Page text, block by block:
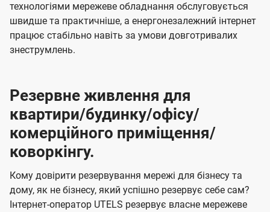
технологіями мережеве обладнання обслуговується
швидше та практичніше, а енергонезалежний інтернет
працює стабільно навіть за умови довготривалих
знеструмлень.
Резервне живлення для
квартири/будинку/офісу/
комерційного приміщення/
коворкінгу.
Кому довірити резервування мережі для бізнесу та
дому, як не бізнесу, який успішно резервує себе сам?
Інтернет-оператор UTELS резервує власне мережеве